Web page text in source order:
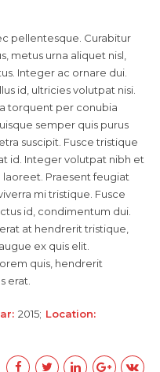
pellentesque. Curabitur
metus urna aliquet nisl,
Integer ac ornare dui.
id, ultricies volutpat nisi.
torquent per conubia
semper quis purus
suscipit. Fusce tristique
id. Integer volutpat nibh et
Praesent feugiat
mi tristique. Fusce
id, condimentum dui.
at hendrerit tristique,
ex quis elit.
quis, hendrerit
erat.
2015 Location